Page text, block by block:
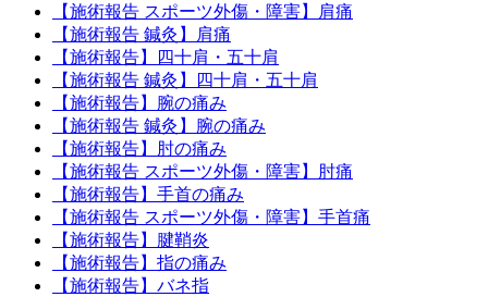
【施術報告 スポーツ外傷・障害】肩痛
【施術報告 鍼灸】肩痛
【施術報告】四十肩・五十肩
【施術報告 鍼灸】四十肩・五十肩
【施術報告】腕の痛み
【施術報告 鍼灸】腕の痛み
【施術報告】肘の痛み
【施術報告 スポーツ外傷・障害】肘痛
【施術報告】手首の痛み
【施術報告 スポーツ外傷・障害】手首痛
【施術報告】腱鞘炎
【施術報告】指の痛み
【施術報告】バネ指